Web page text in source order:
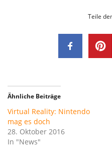
Teile
Ähnliche Beiträge
Virtual Reality: Nintendo
mag es doch
28. Oktober 2016
In "News"